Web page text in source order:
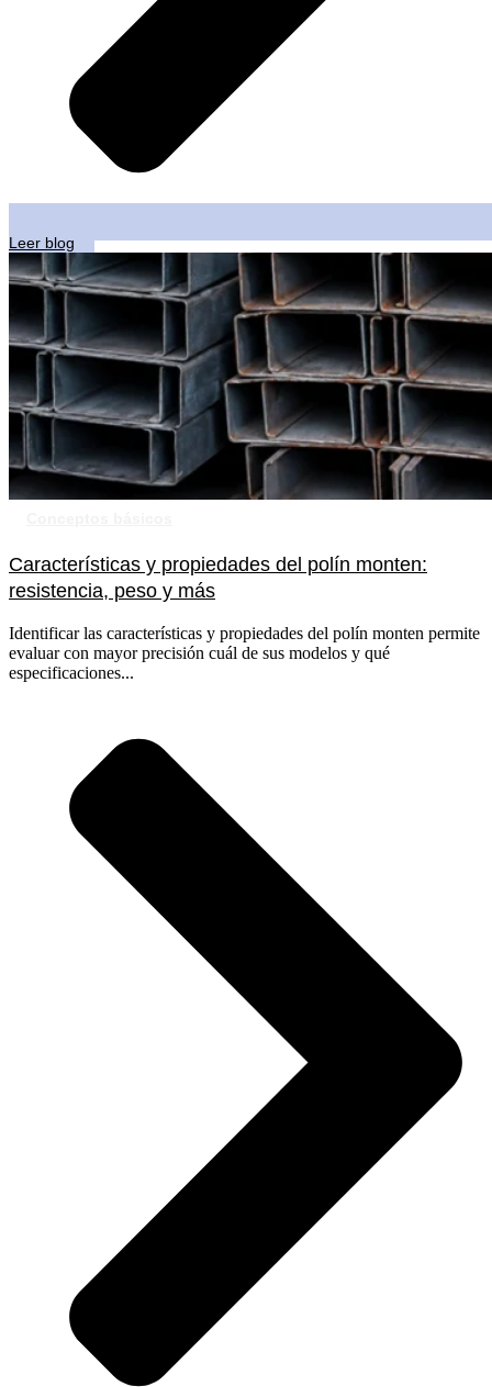
Leer blog
Características y propiedades del polín monten:
resistencia, peso y más
Identificar las características y propiedades del polín monten permite
evaluar con mayor precisión cuál de sus modelos y qué
especificaciones...